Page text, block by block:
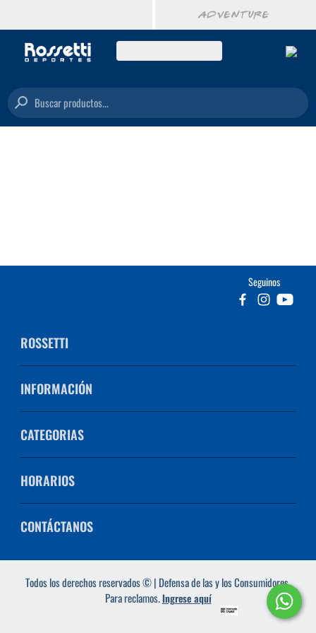
Buscar productos...
Seguinos
ROSSETTI
INFORMACIÓN
CATEGORIAS
HORARIOS
CONTÁCTANOS
Todos los derechos reservados © | Defensa de las y los Consumidores.
Para reclamos.Ingrese aquí